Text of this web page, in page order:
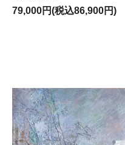
79,000円(税込86,900円)